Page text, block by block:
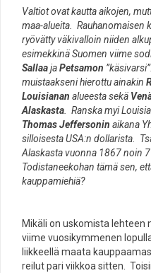
Valtiot ovat kautta aikojen,
maa-alueita. Rauhanomaisen
ryövätty väkivalloin niiden
esimekkinä Suomen viime
SallaajaPetsamon
muistaakseni hierottu ainakin
Louisianan alueesta sekä
Alaskasta . Ranska myi
Thomas Jeffersonin aikana
silloisesta USA:n dollarista.
Alaskasta vuonna 1867 noin
Todistaneekohan tämä sen,
kauppamiehiä?
Mikäli on uskomista lehteen
viime vuosikymmenen
liikkeellä maata
reilut pari viikkoa sitten.